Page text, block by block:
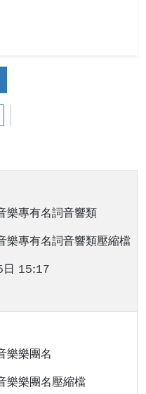
例如按 Tab 鍵或點擊其他
樂專有名詞音響類
樂專有名詞音響類壓縮檔
日 15:17
樂樂團名
樂樂團名壓縮檔